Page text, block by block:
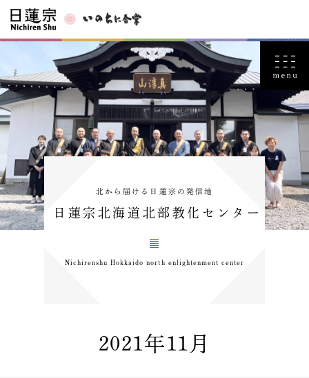
北から届ける日蓮宗の発信地
日蓮宗北海道北部教化センター
Nichirenshu Hokkaido north enlightenment center
2021年11月